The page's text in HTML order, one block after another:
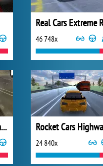
46 748x
City Car Driving Simulator 3
24 840x